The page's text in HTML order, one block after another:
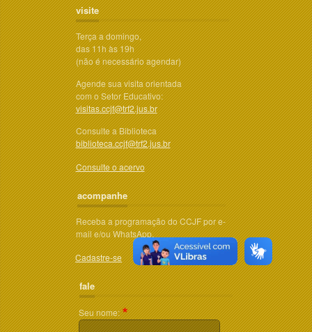
visite
Terça a domingo,
das 11h às 19h
(não é necessário agendar)
Agende sua visita orientada
com o Setor Educativo:
visitas.ccjf@trf2.jus.br
Consulte a Biblioteca
biblioteca.ccjf@trf2.jus.br
Consulte o acervo
acompanhe
Receba a programação do CCJF por e-
mail e/ou WhatsApp.
Cadastre-se
fale
Seu nome: